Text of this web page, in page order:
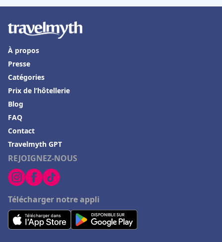
REJOIGNEZ-NOUS
Télécharger notre appli
À propos
Presse
Catégories
Prix de l’hôtellerie
Blog
FAQ
Contact
Travelmyth GPT